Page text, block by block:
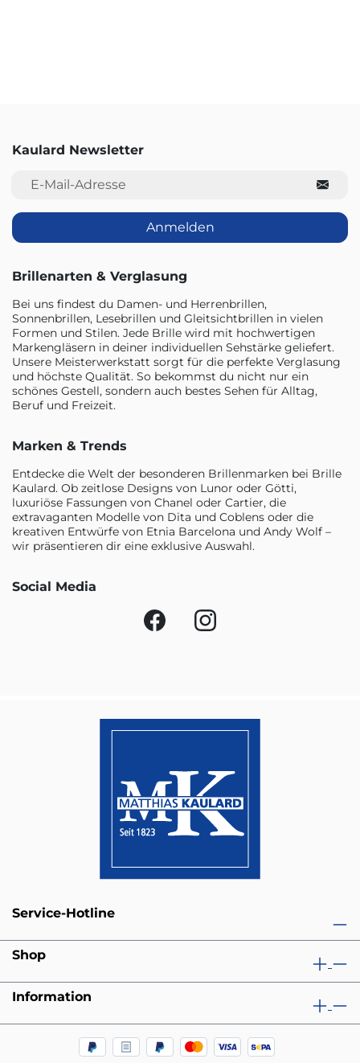
Kaulard Newsletter
E-Mail-Adresse
Anmelden
Brillenarten & Verglasung
Bei uns findest du Damen- und Herrenbrillen,
Sonnenbrillen, Lesebrillen und Gleitsichtbrillen in vielen
Formen und Stilen. Jede Brille wird mit hochwertigen
Markengläsern in deiner individuellen Sehstärke geliefert.
Unsere Meisterwerkstatt sorgt für die perfekte Verglasung
und höchste Qualität. So bekommst du nicht nur ein
schönes Gestell, sondern auch bestes Sehen für Alltag,
Beruf und Freizeit.
Marken & Trends
Entdecke die Welt der besonderen Brillenmarken bei Brille
Kaulard. Ob zeitlose Designs von Lunor oder Götti,
luxuriöse Fassungen von Chanel oder Cartier, die
extravaganten Modelle von Dita und Coblens oder die
kreativen Entwürfe von Etnia Barcelona und Andy Wolf –
wir präsentieren dir eine exklusive Auswahl.
Social Media
Service-Hotline
Shop
Information